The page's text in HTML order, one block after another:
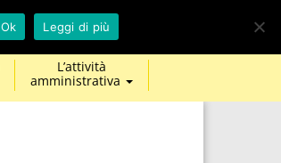
map-
marker
calendar
L’attività
amministrativa
Ok Leggi di più